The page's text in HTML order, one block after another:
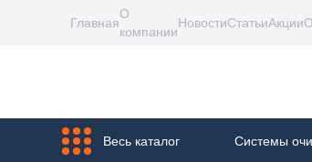
Главная
О
компании
НовостиСтатьиАкции
Весь каталог Системы